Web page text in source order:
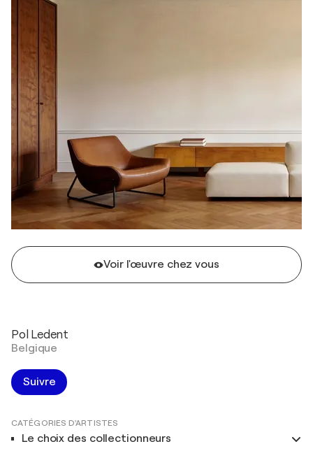
Voir l'œuvre chez vous
Pol Ledent
Belgique
Suivre
CATÉGORIES D'ARTISTES
Le choix des collectionneurs